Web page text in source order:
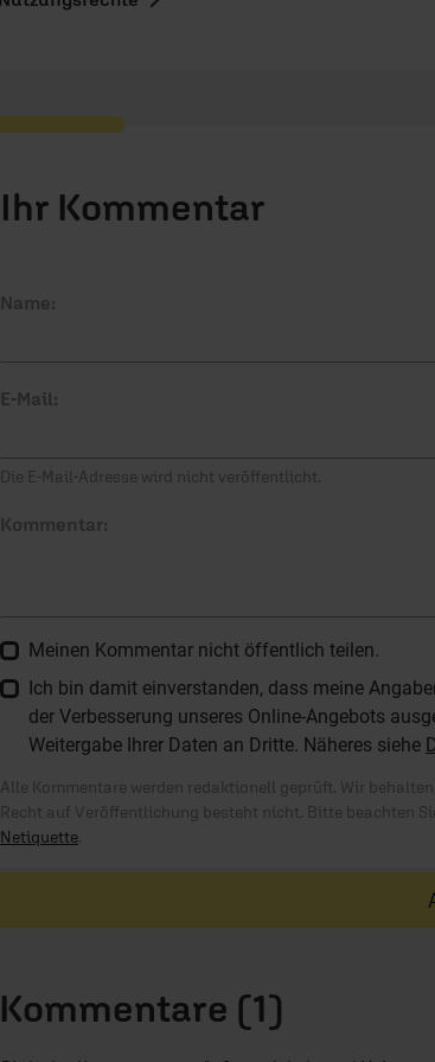
Ihr Kommentar
Name:
E-Mail:
Die E-Mail-Adresse wird nicht veröffentlicht.
Kommentar:
Meinen Kommentar nicht öffentlich teilen.
Ich bin damit einverstanden, dass meine
der Verbesserung unseres Online-Angebots
Weitergabe Ihrer Daten an Dritte. Näheres siehe
Alle Kommentare werden redaktionell geprüft. Wir
Recht auf Veröffentlichung besteht nicht. Bitte beachten
Netiquette.
Kommentare (1)